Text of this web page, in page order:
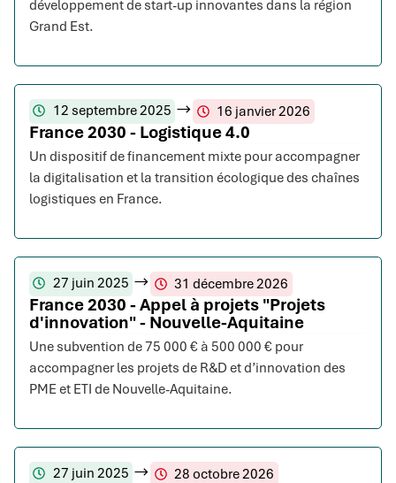
développement de start-up innovantes dans la région
Grand Est.
12 septembre 2025 16 janvier 2026
France 2030 - Logistique 4.0
Un dispositif de financement mixte pour accompagner
la digitalisation et la transition écologique des chaînes
logistiques en France.
27 juin 2025 31 décembre 2026
France 2030 - Appel à projets "Projets
d'innovation" - Nouvelle-Aquitaine
Une subvention de 75 000 € à 500 000 € pour
accompagner les projets de R&D et d’innovation des
PME et ETI de Nouvelle-Aquitaine.
27 juin 2025 28 octobre 2026